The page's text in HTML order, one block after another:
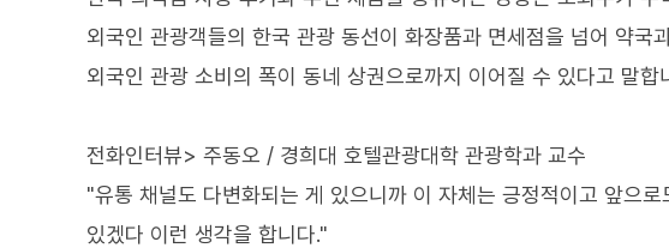
외국인 관광객들의 한국 관광 동선이 화장품과 면세점을 넘어 약
외국인 관광 소비의 폭이 동네 상권으로까지 이어질 수 있다고 말합
전화인터뷰> 주동오 / 경희대 호텔관광대학 관광학과 교수
"유통 채널도 다변화되는 게 있으니까 이 자체는 긍정적이고 앞으
있겠다 이런 생각을 합니다."